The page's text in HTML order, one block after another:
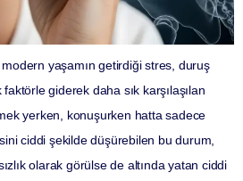
yaşamın getirdiği stres, duruş
giderek daha sık karşılaşılan
yerken, konuşurken hatta sadece
ciddi şekilde düşürebilen bu durum,
olarak görülse de altında yatan ciddi